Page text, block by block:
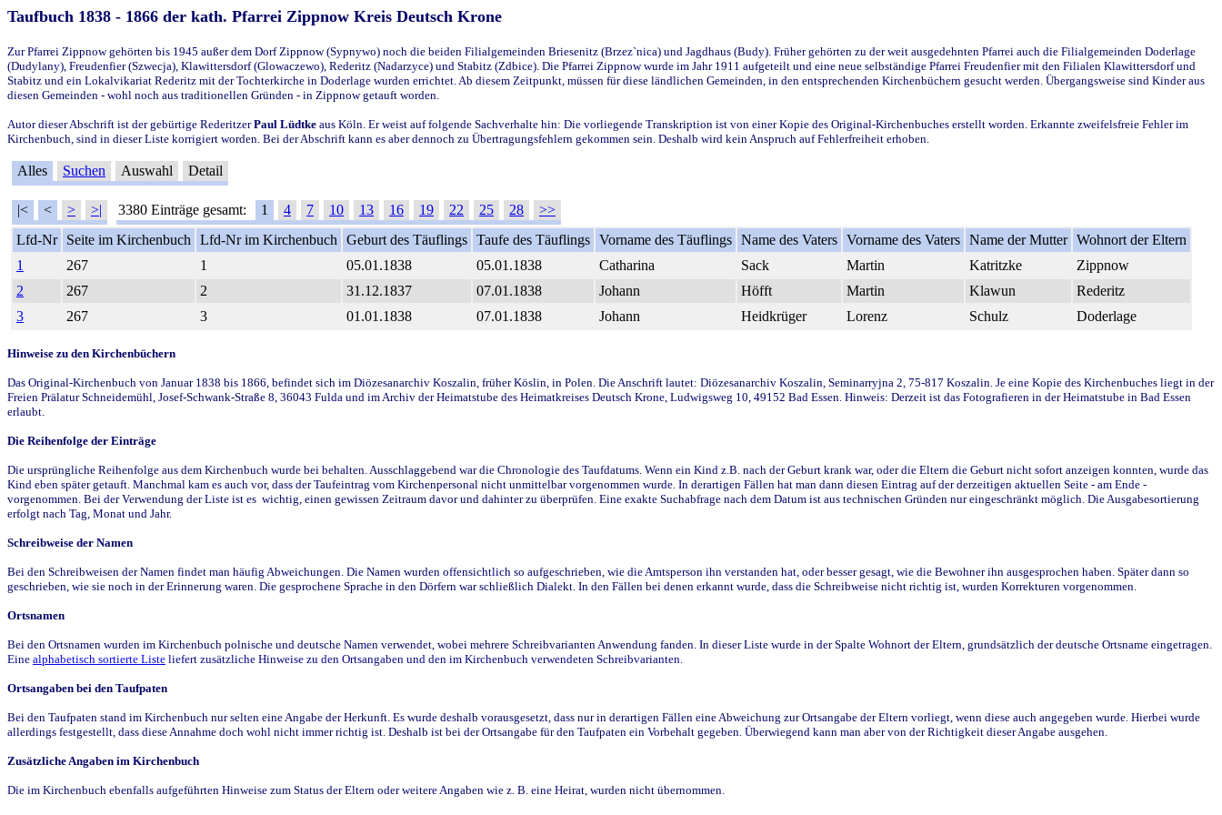
Taufbuch 1838 - 1866 der kath. Pfarrei Zippnow Kreis Deutsch Krone
Zur Pfarrei Zippnow gehörten bis 1945 außer dem Dorf Zippnow (Sypnywo) noch die beiden Filialgemeinden Briesenitz (Brzez`nica) und Jagdhaus (Budy). Früher gehörten zu der weit ausgedehnten Pfarrei auch die Filialgemeinden Doderlage
(Dudylany), Freudenfier (Szwecja), Klawittersdorf (Glowaczewo), Rederitz (Nadarzyce) und Stabitz (Zdbice). Die Pfarrei Zippnow wurde im Jahr 1911 aufgeteilt und eine neue selbständige Pfarrei Freudenfier mit den Filialen Klawittersdorf und
Stabitz und ein Lokalvikariat Rederitz mit der Tochterkirche in Doderlage wurden errichtet. Ab diesem Zeitpunkt, müssen für diese ländlichen Gemeinden, in den entsprechenden Kirchenbüchern gesucht werden. Übergangsweise sind Kinder aus
diesen Gemeinden - wohl noch aus traditionellen Gründen - in Zippnow getauft worden.
Autor dieser Abschrift ist der gebürtige RederitzerPaul Lüdtke aus Köln. Er weist auf folgende Sachverhalte hin: Die vorliegende Transkription ist von einer Kopie des Original-Kirchenbuches erstellt worden. Erkannte zweifelsfreie Fehler im
Kirchenbuch, sind in dieser Liste korrigiert worden. Bei der Abschrift kann es aber dennoch zu Übertragungsfehlern gekommen sein. Deshalb wird kein Anspruch auf Fehlerfreiheit erhoben.
Alles Suchen Auswahl Detail
|< < > >| 3380 Einträge gesamt: 1 4 7 10 13 16 19 22 25 28
>>
Lfd-Nr
Seite im Kirchenbuch Lfd-Nr im Kirchenbuch Geburt des Täuflings Taufe des Täuflings Vorname des Täuflings Name des Vaters Vorname des Vaters Name der Mutter Wohnort der Eltern
1
267 1 05.01.1838 05.01.1838 Catharina Sack Martin Katritzke
Zippnow
2
267 2 31.12.1837 07.01.1838 Johann Höfft Martin Klawun
Rederitz
3
267 3 01.01.1838 07.01.1838 Johann Heidkrüger Lorenz Schulz Doderlage
Hinweise zu den Kirchenbüchern
Das Original-Kirchenbuch von Januar 1838 bis 1866, befindet sich im Diözesanarchiv Koszalin, früher Köslin, in Polen. Die Anschrift lautet: Diözesanarchiv Koszalin, Seminarryjna 2, 75-817 Koszalin. Je eine Kopie des Kirchenbuches liegt in der
Freien Prälatur Schneidemühl, Josef-Schwank-Straße 8, 36043 Fulda und im Archiv der Heimatstube des Heimatkreises Deutsch Krone, Ludwigsweg 10, 49152 Bad Essen. Hinweis: Derzeit ist das Fotografieren in der Heimatstube in Bad Essen
erlaubt.
Die Reihenfolge der Einträge
Die ursprüngliche Reihenfolge aus dem Kirchenbuch wurde bei behalten. Ausschlaggebend war die Chronologie des Taufdatums. Wenn ein Kind z.B. nach der Geburt krank war, oder die Eltern die Geburt nicht sofort anzeigen konnten, wurde das
Kind eben später getauft. Manchmal kam es auch vor, dass der Taufeintrag vom Kirchenpersonal nicht unmittelbar vorgenommen wurde. In derartigen Fällen hat man dann diesen Eintrag auf der derzeitigen aktuellen Seite - am Ende -
vorgenommen. Bei der Verwendung der Liste ist es wichtig, einen gewissen Zeitraum davor und dahinter zu überprüfen. Eine exakte Suchabfrage nach dem Datum ist aus technischen Gründen nur eingeschränkt möglich. Die Ausgabesortierung
erfolgt nach Tag, Monat und Jahr.
Schreibweise der Namen
Bei den Schreibweisen der Namen findet man häufig Abweichungen. Die Namen wurden offensichtlich so aufgeschrieben, wie die Amtsperson ihn verstanden hat, oder besser gesagt, wie die Bewohner ihn ausgesprochen haben. Später dann so
geschrieben, wie sie noch in der Erinnerung waren. Die gesprochene Sprache in den Dörfern war schließlich Dialekt. In den Fällen bei denen erkannt wurde, dass die Schreibweise nicht richtig ist, wurden Korrekturen vorgenommen.
Ortsnamen
Bei den Ortsnamen wurden im Kirchenbuch polnische und deutsche Namen verwendet, wobei mehrere Schreibvarianten Anwendung fanden. In dieser Liste wurde in der Spalte Wohnort der Eltern, grundsätzlich der deutsche Ortsname eingetragen.
Eine alphabetisch sortierte Liste liefert zusätzliche Hinweise zu den Ortsangaben und den im Kirchenbuch verwendeten Schreibvarianten.
Ortsangaben bei den Taufpaten
Bei den Taufpaten stand im Kirchenbuch nur selten eine Angabe der Herkunft. Es wurde deshalb vorausgesetzt, dass nur in derartigen Fällen eine Abweichung zur Ortsangabe der Eltern vorliegt, wenn diese auch angegeben wurde. Hierbei wurde
allerdings festgestellt, dass diese Annahme doch wohl nicht immer richtig ist. Deshalb ist bei der Ortsangabe für den Taufpaten ein Vorbehalt gegeben. Überwiegend kann man aber von der Richtigkeit dieser Angabe ausgehen.
Zusätzliche Angaben im Kirchenbuch
Die im Kirchenbuch ebenfalls aufgeführten Hinweise zum Status der Eltern oder weitere Angaben wie z. B. eine Heirat, wurden nicht übernommen.